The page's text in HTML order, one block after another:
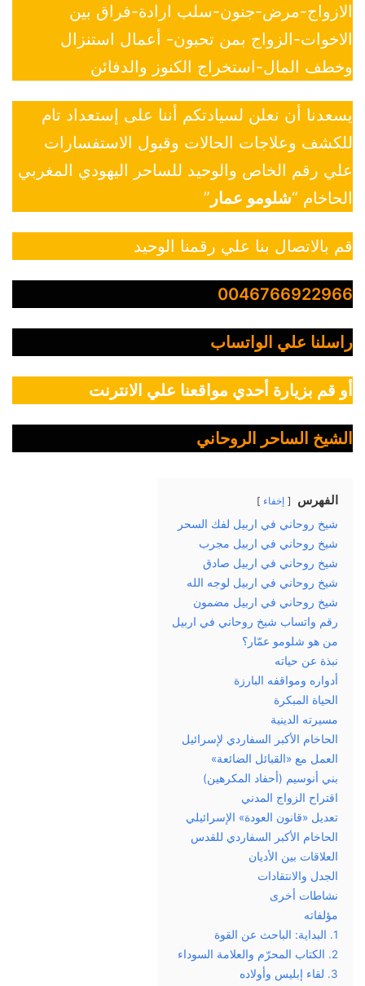
الازواج-مرض-جنون-سلب ارادة-فراق بين
الاخوات-الزواج بمن تحبون- أعمال استنزال
وخطف المال-استخراج الكنوز والدفائن
يسعدنا أن نعلن لسيادتكم أننا على إستعداد تام
للكشف وعلاجات الحالات وقبول الاستفسارات
علي رقم الخاص والوحيد للساحر اليهودي المغربي
الحاخام “شلومو عمار ”
قم بالاتصال بنا علي رقمنا الوحيد
0046766922966
راسلنا علي الواتساب
أو قم بزيارة أحدي مواقعنا علي الانترنت
الشيخ الساحر الروحاني
الفهرس إخفاء
شيخ روحاني في اربيل لفك السحر
شيخ روحاني في اربيل مجرب
شيخ روحاني في اربيل صادق
شيخ روحاني في اربيل لوجه الله
شيخ روحاني في اربيل مضمون
رقم واتساب شيخ روحاني في اربيل
من هو شلومو عمّار؟
نبذة عن حياته
أدواره ومواقفه البارزة
الحياة المبكرة
مسيرته الدينية
الحاخام الأكبر السفاردي لإسرائيل
العمل مع «القبائل الضائعة»
بني أنوسيم (أحفاد المكرهين)
اقتراح الزواج المدني
تعديل «قانون العودة» الإسرائيلي
الحاخام الأكبر السفاردي للقدس
العلاقات بين الأديان
الجدل والانتقادات
نشاطات أخرى
مؤلفاته
1. البداية: الباحث عن القوة
2. الكتاب المحرّم والعلامة السوداء
3. لقاء إبليس وأولاده